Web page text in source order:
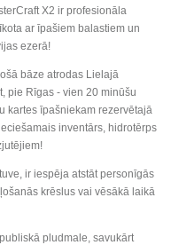
X2 ir profesionāla
ar īpašiem balastiem un
ezerā!
bāze atrodas Lielajā
pie Rīgas - vien 20 minūšu
kartes īpašniekam rezervētajā
inventārs, hidrotērps
ir iespēja atstāt personīgās
krēslus vai vēsākā laikā
pludmale, savukārt